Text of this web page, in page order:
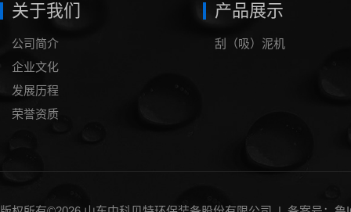
关于我们
公司简介
企业文化
发展历程
荣誉资质
产品展示
刮（吸）泥机